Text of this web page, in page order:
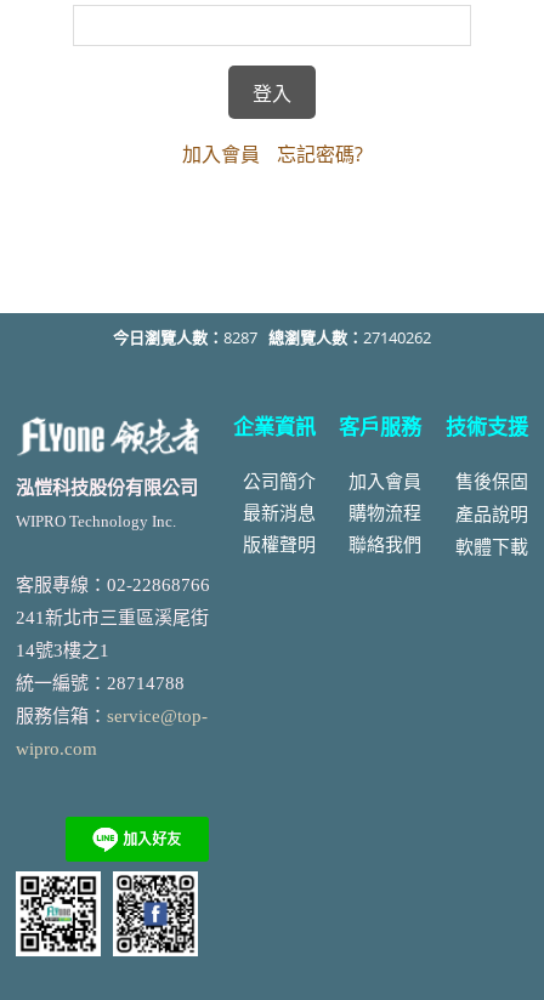
加入會員 忘記密碼?
今日瀏覽人數： 8287 總瀏覽人數： 27140262
泓愷科技股份有限公司
WIPRO Technology Inc.
客服專線：02-22868766
241新北市三重區溪尾街
14號3樓之1
統一編號 ： 28714788
服務信箱： service@top-
wipro.com
企業資訊
公司簡介
最新消息
版權聲明
客戶服務
加入會員
購物流程
聯絡我們
技術支援
售後保固
產品說明
軟體下載